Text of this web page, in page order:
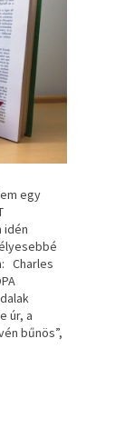
egy
idén
Charles
úr, a
bűnös”,